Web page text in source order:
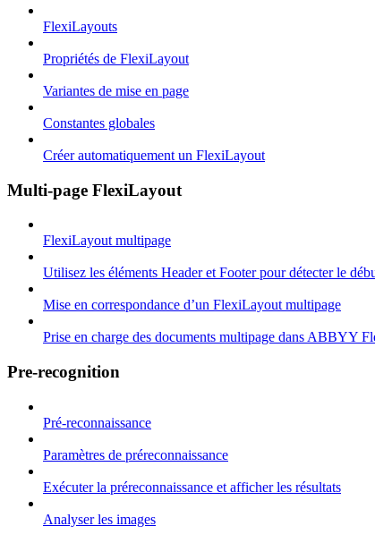
FlexiLayouts
Propriétés de FlexiLayout
Variantes de mise en page
Constantes globales
Créer automatiquement un FlexiLayout
Multi-page FlexiLayout
FlexiLayout multipage
Utilisez les éléments Header et Footer pour détecter le
Mise en correspondance d’un FlexiLayout multipage
Prise en charge des documents multipage dans ABBYY
Pre-recognition
Pré-reconnaissance
Paramètres de préreconnaissance
Exécuter la préreconnaissance et afficher les résultats
Analyser les images